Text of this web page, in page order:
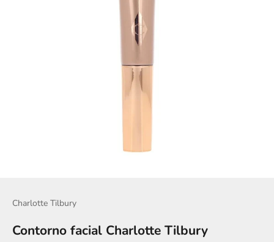
Charlotte Tilbury
Contorno facial Charlotte Tilbury